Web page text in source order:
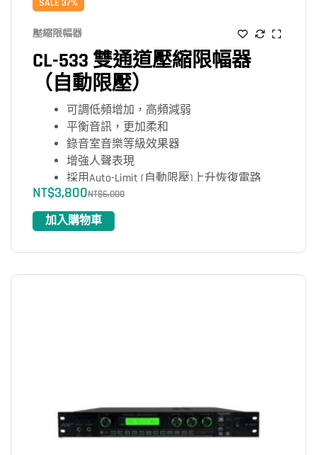
SALE 37%
壓縮限幅器
CL-533 雙通道壓縮限幅器
（自動限壓）
可調低頻增加，高頻減弱
平衡音訊，更加柔和
錄音室音樂等級效果器
增強人聲表現
採用Auto-Limit (自動限壓)上升恢復電路
最新的程序自動擴展噪聲門電路
自動分析不同的節目而運算出最平滑的恢復
特性
NT$6,000
NT$3,800
加入購物車